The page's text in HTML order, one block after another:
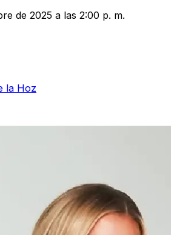
de 2025 a las 2:00 p. m.
la Hoz